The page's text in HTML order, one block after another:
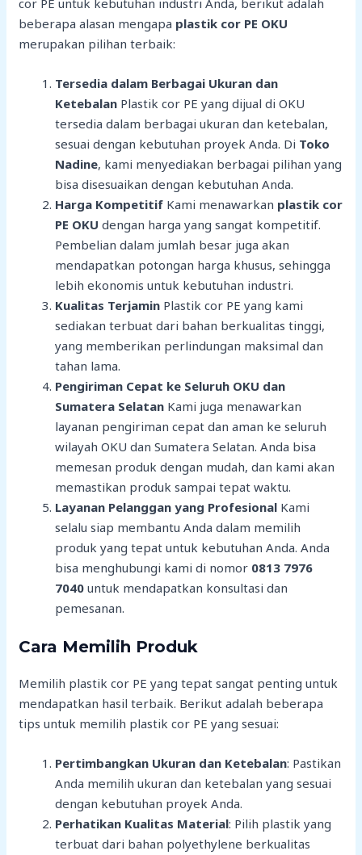
beberapa alasan mengapa plastik cor PE OKU
merupakan pilihan terbaik:
Tersedia dalam Berbagai Ukuran dan
Ketebalan Plastik cor PE yang dijual di OKU
tersedia dalam berbagai ukuran dan ketebalan,
sesuai dengan kebutuhan proyek Anda. Di Toko
Nadine, kami menyediakan berbagai pilihan yang
bisa disesuaikan dengan kebutuhan Anda.
Harga Kompetitif Kami menawarkan plastik cor
PE OKUdengan harga yang sangat kompetitif.
Pembelian dalam jumlah besar juga akan
mendapatkan potongan harga khusus, sehingga
lebih ekonomis untuk kebutuhan industri.
Kualitas Terjamin Plastik cor PE yang kami
sediakan terbuat dari bahan berkualitas tinggi,
yang memberikan perlindungan maksimal dan
tahan lama.
Pengiriman Cepat ke Seluruh OKU dan
Sumatera Selatan Kami juga menawarkan
layanan pengiriman cepat dan aman ke seluruh
wilayah OKU dan Sumatera Selatan. Anda bisa
memesan produk dengan mudah, dan kami akan
memastikan produk sampai tepat waktu.
Layanan Pelanggan yang Profesional Kami
selalu siap membantu Anda dalam memilih
produk yang tepat untuk kebutuhan Anda. Anda
bisa menghubungi kami di nomor 0813 7976
7040 untuk mendapatkan konsultasi dan
pemesanan.
Cara Memilih Produk
Memilih plastik cor PE yang tepat sangat penting untuk
mendapatkan hasil terbaik. Berikut adalah beberapa
tips untuk memilih plastik cor PE yang sesuai:
Pertimbangkan Ukuran dan Ketebalan: Pastikan
Anda memilih ukuran dan ketebalan yang sesuai
dengan kebutuhan proyek Anda.
Perhatikan Kualitas Material: Pilih plastik yang
terbuat dari bahan polyethylene berkualitas